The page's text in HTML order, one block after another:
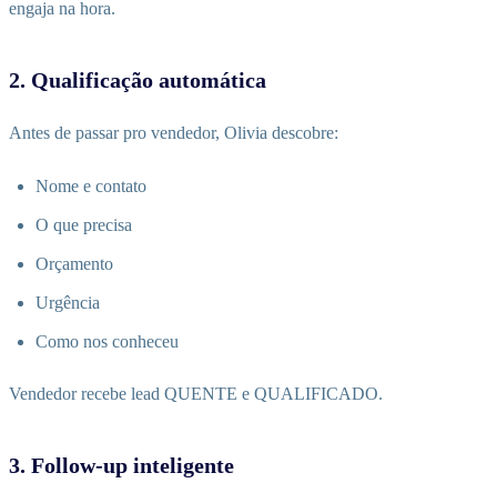
engaja na hora.
2. Qualificação automática
Antes de passar pro vendedor, Olivia descobre:
Nome e contato
O que precisa
Orçamento
Urgência
Como nos conheceu
Vendedor recebe lead QUENTE e QUALIFICADO.
3. Follow-up inteligente